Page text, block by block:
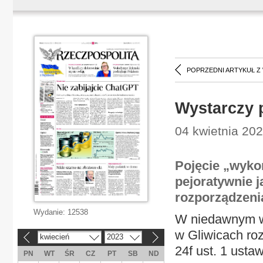
POPRZEDNI ARTYKUŁ Z
Wystarczy
04 kwietnia
Pojęcie
pejoratywnie
W niedawnym
w Gliwicach
24f ust. 1
Wydanie: 12538
kwiecień 2023
PN WT ŚR CZ PT SB
ND